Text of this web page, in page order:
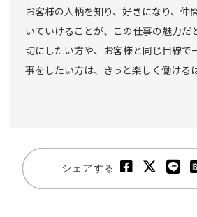
お客様の人柄を知り、好きになり、仲
いていけることが、この仕事の魅力だ
切にしたい方や、お客様と同じ目線で
事をしたい方は、きっと楽しく働ける
シェアする